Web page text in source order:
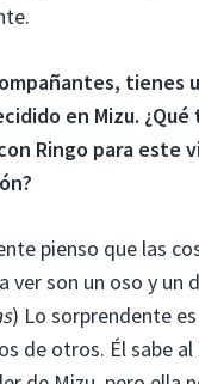
tienes
en Mizu.
Ringo para este
pienso que las
ver son un oso y un
) Lo sorprendente
de otros. Él sabe